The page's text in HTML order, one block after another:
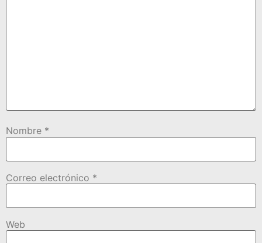
Nombre *
Correo electrónico *
Web